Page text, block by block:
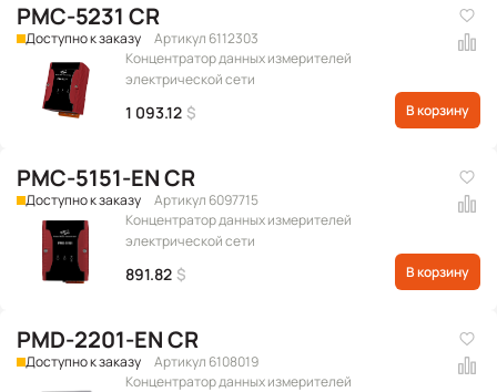
PMC-5231 CR
Доступно к заказу
Артикул 6112303
Концентратор данных измерителей
электрической сети
1 093.12 $ В корзину
PMC-5151-EN CR
Доступно к заказу
Артикул 6097715
Концентратор данных измерителей
электрической сети
891.82 $ В корзину
PMD-2201-EN CR
Доступно к заказу
Артикул 6108019
Концентратор данных измерителей